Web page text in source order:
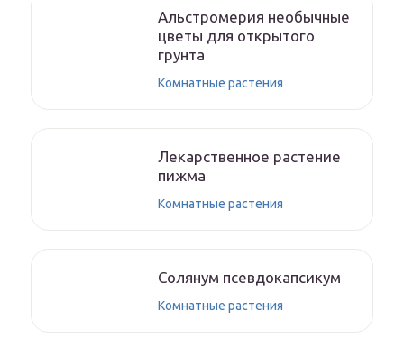
Альстромерия необычные
цветы для открытого
грунта
Комнатные растения
Лекарственное растение
пижма
Комнатные растения
Солянум псевдокапсикум
Комнатные растения